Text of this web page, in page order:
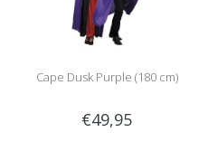
Cape Dusk Purple (180 cm)
€49,95